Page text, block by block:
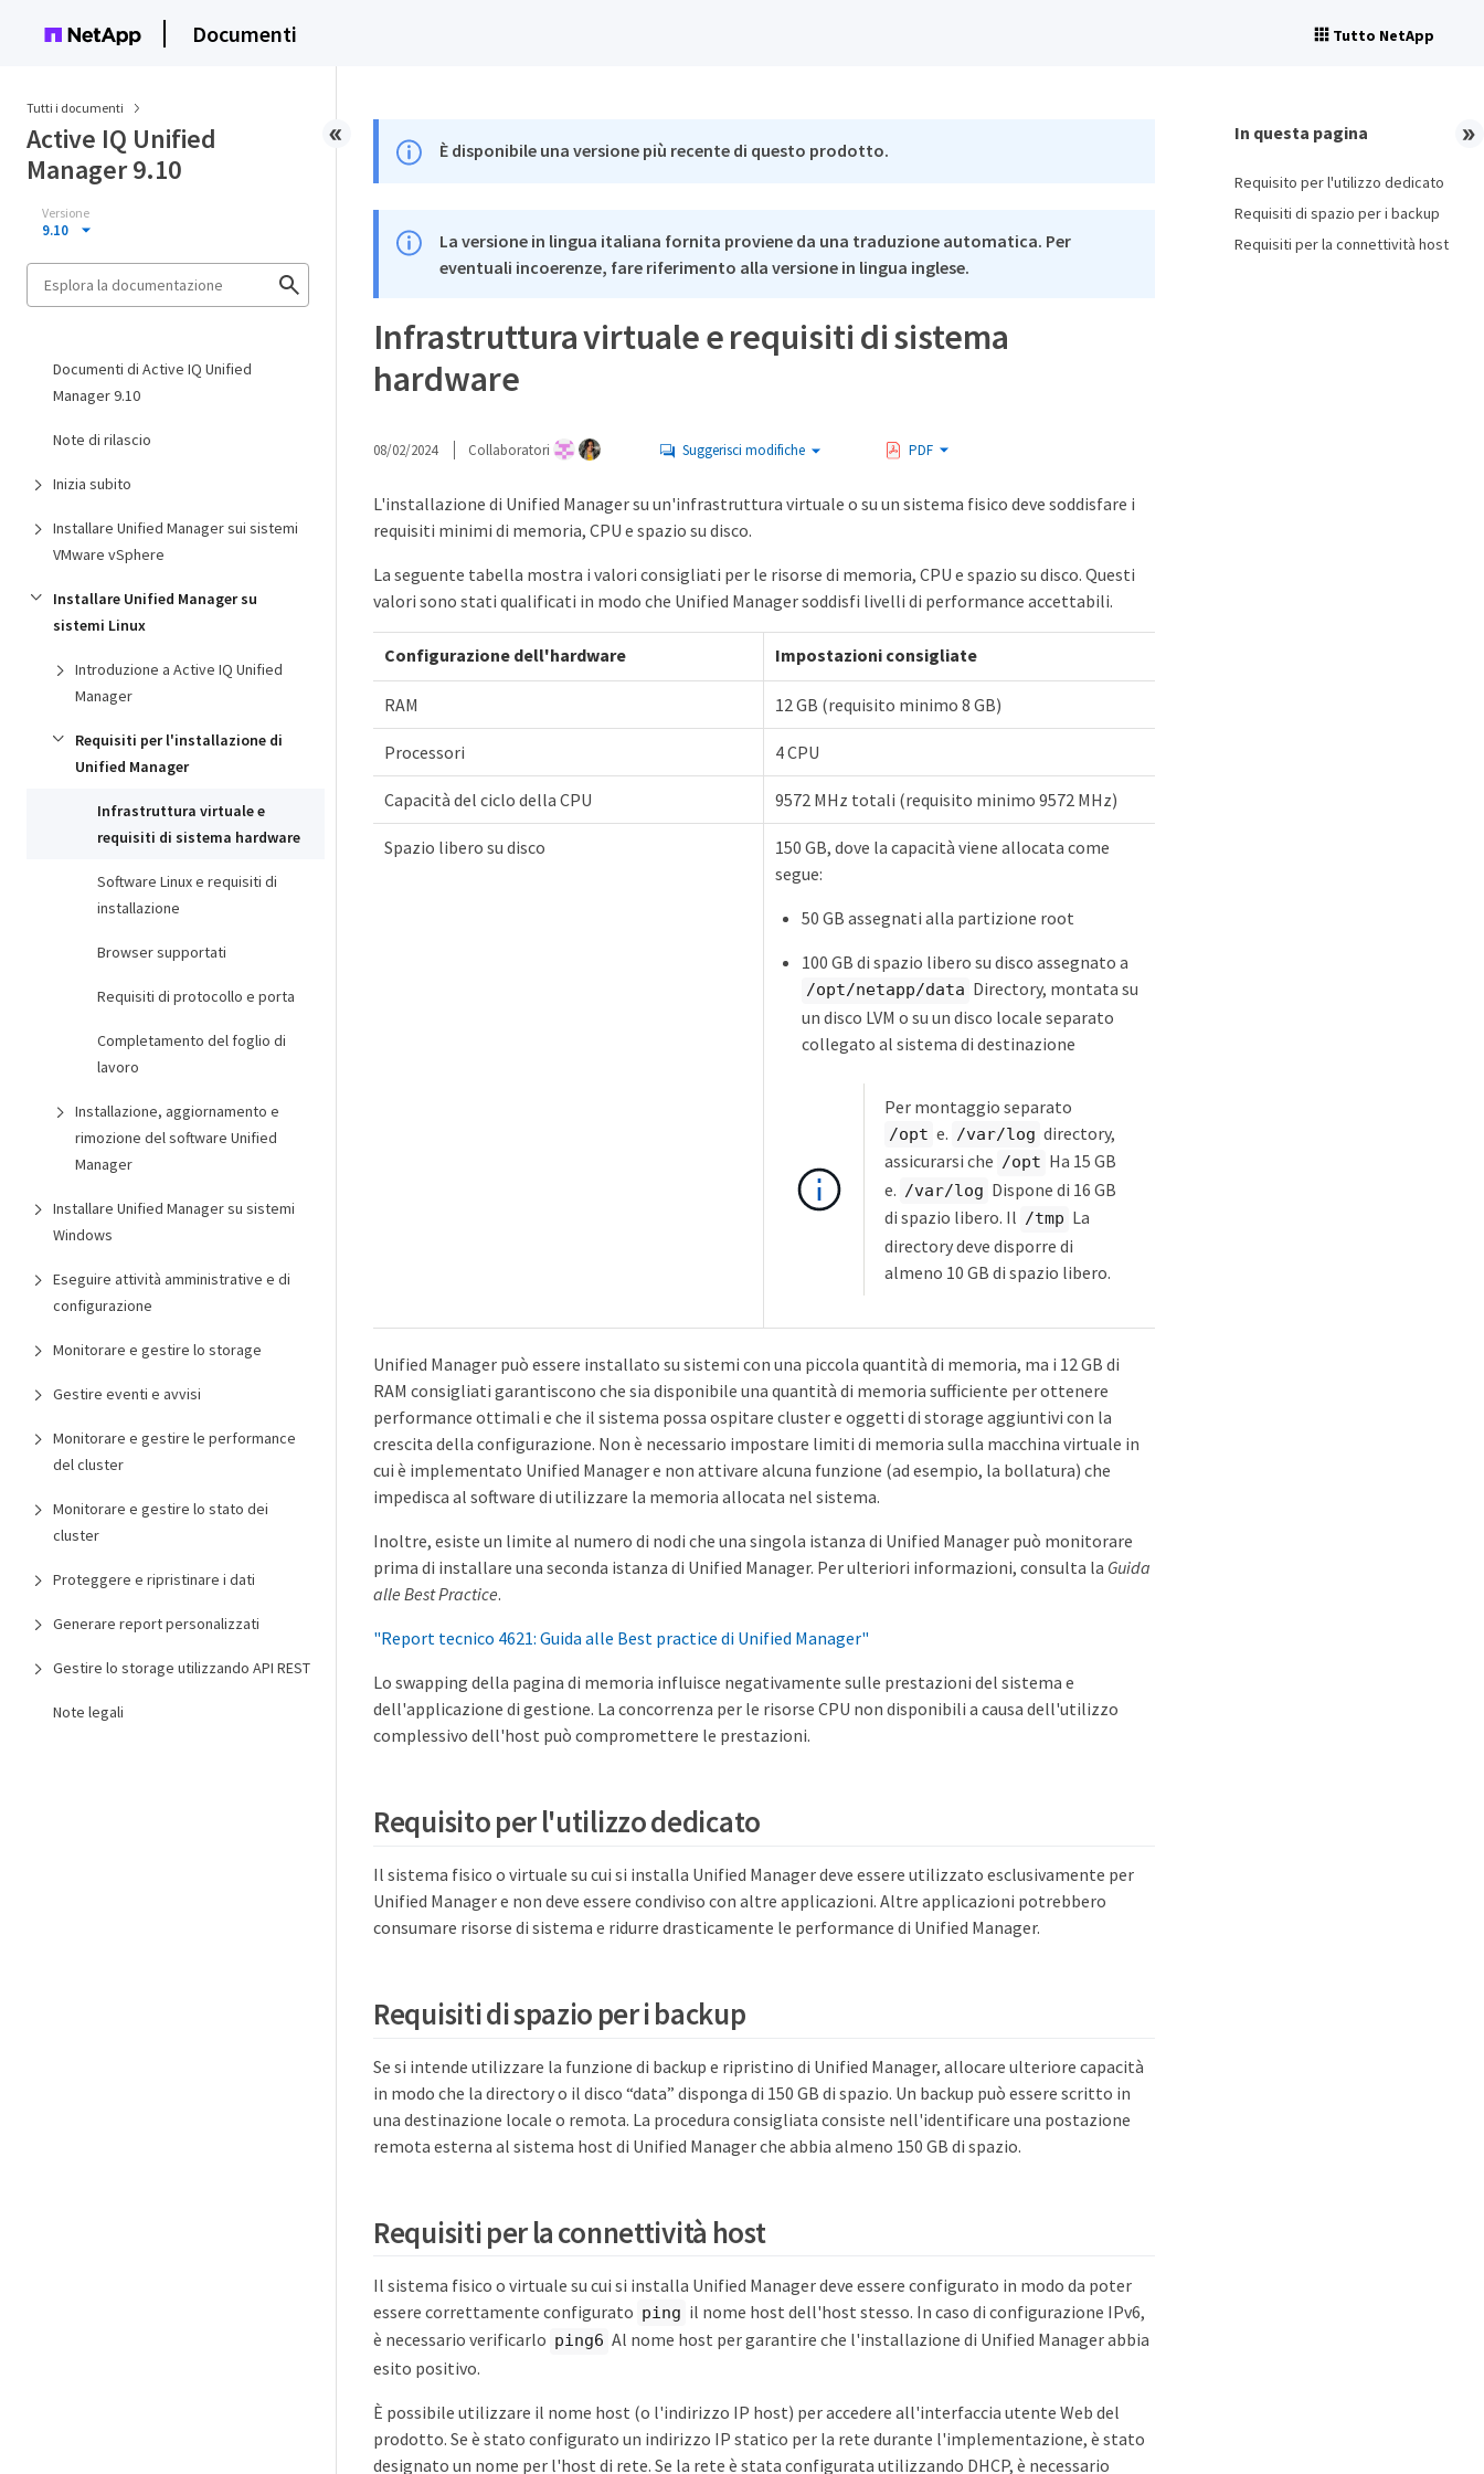
Documenti Tutto NetApp
Tutti i documenti
Active IQ Unified
Manager 9.10
Versione
9.10
Documenti di Active IQ Unified
Manager 9.10
Note di rilascio
Inizia subito
Installare Unified Manager sui sistemi
VMware vSphere
Installare Unified Manager su
sistemi Linux
Introduzione a Active IQ Unified
Manager
Requisiti per l'installazione di
Unified Manager
Infrastruttura virtuale e
requisiti di sistema hardware
Software Linux e requisiti di
installazione
Browser supportati
Requisiti di protocollo e porta
Completamento del foglio di
lavoro
Installazione, aggiornamento e
rimozione del software Unified
Manager
Installare Unified Manager su sistemi
Windows
Eseguire attività amministrative e di
configurazione
Monitorare e gestire lo storage
Gestire eventi e avvisi
Monitorare e gestire le performance
del cluster
Monitorare e gestire lo stato dei
cluster
Proteggere e ripristinare i dati
Generare report personalizzati
Gestire lo storage utilizzando API REST
Note legali
È disponibile una versione più recente di questo prodotto.
La versione in lingua italiana fornita proviene da una traduzione automatica. Per
eventuali incoerenze, fare riferimento alla versione in lingua inglese.
Infrastruttura virtuale e requisiti di sistema
hardware
08/02/2024 Collaboratori Suggerisci modifiche PDF
L'installazione di Unified Manager su un'infrastruttura virtuale o su un sistema fisico deve soddisfare i
requisiti minimi di memoria, CPU e spazio su disco.
La seguente tabella mostra i valori consigliati per le risorse di memoria, CPU e spazio su disco. Questi
valori sono stati qualificati in modo che Unified Manager soddisfi livelli di performance accettabili.
Configurazione dell'hardware Impostazioni consigliate
RAM 12 GB (requisito minimo 8 GB)
Processori 4 CPU
Capacità del ciclo della CPU 9572 MHz totali (requisito minimo 9572 MHz)
Spazio libero su disco
150 GB, dove la capacità viene allocata come
segue:
50 GB assegnati alla partizione root
100 GB di spazio libero su disco assegnato a
/opt/netapp/data Directory, montata su
un disco LVM o su un disco locale separato
collegato al sistema di destinazione
Per montaggio separato
/opt e. /var/log directory,
assicurarsi che /opt Ha 15 GB
e. /var/log Dispone di 16 GB
di spazio libero. Il /tmp La
directory deve disporre di
almeno 10 GB di spazio libero.
Unified Manager può essere installato su sistemi con una piccola quantità di memoria, ma i 12 GB di
RAM consigliati garantiscono che sia disponibile una quantità di memoria sufficiente per ottenere
performance ottimali e che il sistema possa ospitare cluster e oggetti di storage aggiuntivi con la
crescita della configurazione. Non è necessario impostare limiti di memoria sulla macchina virtuale in
cui è implementato Unified Manager e non attivare alcuna funzione (ad esempio, la bollatura) che
impedisca al software di utilizzare la memoria allocata nel sistema.
Inoltre, esiste un limite al numero di nodi che una singola istanza di Unified Manager può monitorare
prima di installare una seconda istanza di Unified Manager. Per ulteriori informazioni, consulta la Guida
alle Best Practice.
"Report tecnico 4621: Guida alle Best practice di Unified Manager"
Lo swapping della pagina di memoria influisce negativamente sulle prestazioni del sistema e
dell'applicazione di gestione. La concorrenza per le risorse CPU non disponibili a causa dell'utilizzo
complessivo dell'host può compromettere le prestazioni.
Requisito per l'utilizzo dedicato
Il sistema fisico o virtuale su cui si installa Unified Manager deve essere utilizzato esclusivamente per
Unified Manager e non deve essere condiviso con altre applicazioni. Altre applicazioni potrebbero
consumare risorse di sistema e ridurre drasticamente le performance di Unified Manager.
Requisiti di spazio per i backup
Se si intende utilizzare la funzione di backup e ripristino di Unified Manager, allocare ulteriore capacità
in modo che la directory o il disco “data” disponga di 150 GB di spazio. Un backup può essere scritto in
una destinazione locale o remota. La procedura consigliata consiste nell'identificare una postazione
remota esterna al sistema host di Unified Manager che abbia almeno 150 GB di spazio.
Requisiti per la connettività host
Il sistema fisico o virtuale su cui si installa Unified Manager deve essere configurato in modo da poter
essere correttamente configurato ping il nome host dell'host stesso. In caso di configurazione IPv6,
è necessario verificarlo ping6 Al nome host per garantire che l'installazione di Unified Manager abbia
esito positivo.
È possibile utilizzare il nome host (o l'indirizzo IP host) per accedere all'interfaccia utente Web del
prodotto. Se è stato configurato un indirizzo IP statico per la rete durante l'implementazione, è stato
designato un nome per l'host di rete. Se la rete è stata configurata utilizzando DHCP, è necessario
In questa pagina
Requisito per l'utilizzo dedicato
Requisiti di spazio per i backup
Requisiti per la connettività host